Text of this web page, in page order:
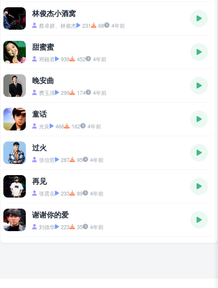
林俊杰小酒窝
蔡卓妍、林俊杰 231 68 4年前
甜蜜蜜
邓丽君 939 452 4年前
晚安曲
费玉清 299 174 4年前
童话
光良 466 162 4年前
过火
张信哲 287 95 4年前
再见
张震岳 233 89 4年前
谢谢你的爱
刘德华 223 35 4年前